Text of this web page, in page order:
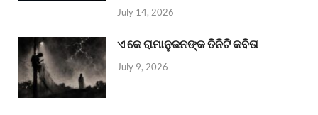
July 14, 2026
ଏ କେ ରାମାନୁଜନଙ୍କ ତିନିଟି କବିତା
July 9, 2026